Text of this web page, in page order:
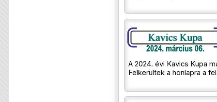
A 2024. évi Kavics Kupa
Felkerültek a honlapra a